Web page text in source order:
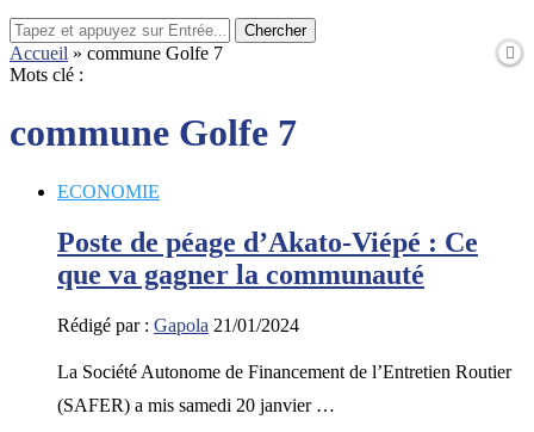
Chercher
Accueil » commune Golfe 7
Mots clé :
commune Golfe 7
ECONOMIE
Poste de péage d’Akato-Viépé : Ce
que va gagner la communauté
Rédigé par : Gapola 21/01/2024
La Société Autonome de Financement de l’Entretien Routier
(SAFER) a mis samedi 20 janvier …